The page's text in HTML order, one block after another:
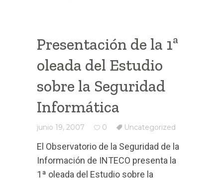
Presentación de la 1ª
oleada del Estudio
sobre la Seguridad
Informática
junio 19, 2007 0 Uncategorized
El Observatorio de la Seguridad de la
Información de INTECO presenta la
1ª oleada del Estudio sobre la